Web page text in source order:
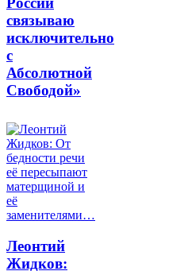
связываю
исключительно
с
Абсолютной
Свободой»
Леонтий
Жидков: